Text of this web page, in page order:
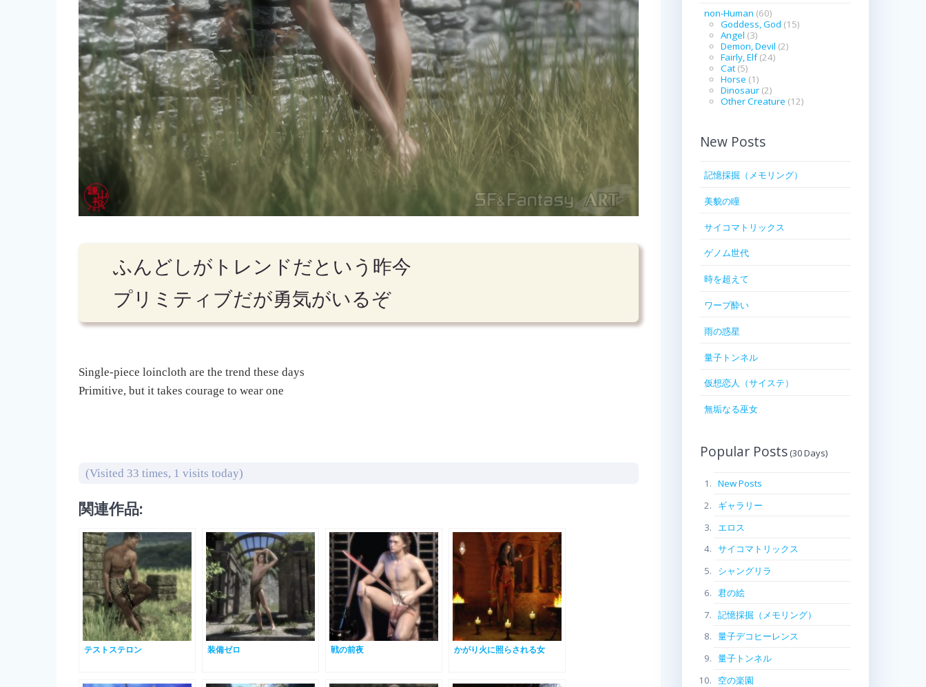
ふんどしがトレンドだという昨今
プリミティブだが勇気がいるぞ
Single-piece loincloth are the trend these days
Primitive, but it takes courage to wear one
(Visited 33 times, 1 visits today)
関連作品:
テストステロン 装備ゼロ 戦の前夜 かがり火に照らされる女
non-Human (60)
Goddess, God (15)
Angel (3)
Demon, Devil (2)
Fairly, Elf(24)
Cat (5)
Horse (1)
Dinosaur (2)
Other Creature (12)
New Posts
記憶採掘（メモリング）
美貌の瞳
サイコマトリックス
ゲノム世代
時を超えて
ワープ酔い
雨の惑星
量子トンネル
仮想恋人（サイステ）
無垢なる巫女
Popular Posts
New Posts
ギャラリー
エロス
サイコマトリックス
シャングリラ
君の絵
記憶採掘（メモリング）
量子デコヒーレンス
量子トンネル
空の楽園